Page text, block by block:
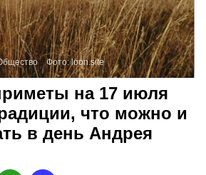
Фото:loon.site
на 17 июля
что можно и
в день Андрея